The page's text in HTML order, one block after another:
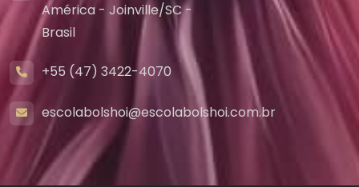
América - Joinville/SC -
Brasil
+55 (47) 3422-4070
escolabolshoi@escolabolshoi.com.br